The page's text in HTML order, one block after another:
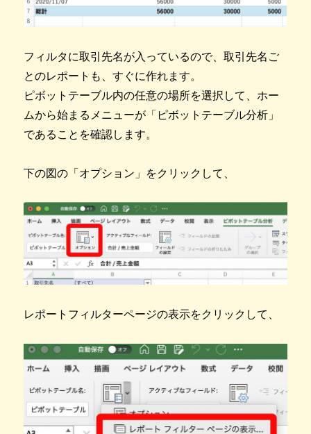
フィルタに取引先名が入っているので、取引先名ご
とのレポートも、すぐに作れます。
ピボットテーブル内の任意の場所を選択して、ホー
ムから始まるメニューが「ピボットテーブル分析」
であることを確認します。
下の図の「オプション」をクリックして、
レポートフィルターページの表示をクリックして、